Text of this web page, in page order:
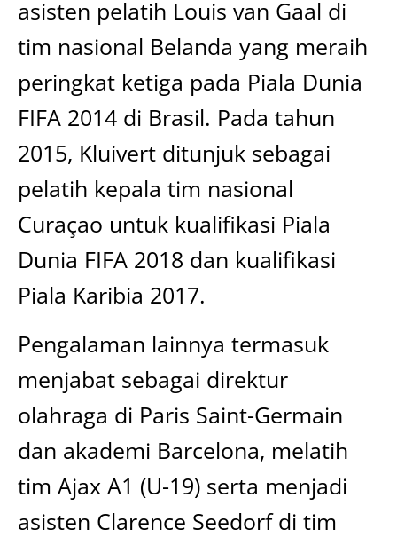
asisten pelatih Louis van Gaal di
tim nasional Belanda yang meraih
peringkat ketiga pada Piala Dunia
FIFA 2014 di Brasil. Pada tahun
2015, Kluivert ditunjuk sebagai
pelatih kepala tim nasional
Curaçao untuk kualifikasi Piala
Dunia FIFA 2018 dan kualifikasi
Piala Karibia 2017.
Pengalaman lainnya termasuk
menjabat sebagai direktur
olahraga di Paris Saint-Germain
dan akademi Barcelona, melatih
tim Ajax A1 (U-19) serta menjadi
asisten Clarence Seedorf di tim